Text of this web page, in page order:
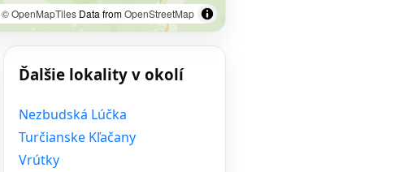
© OpenMapTiles Data fromOpenStreetMap
Ďalšie lokality v okolí
Nezbudská Lúčka
Turčianske Kľačany
Vrútky